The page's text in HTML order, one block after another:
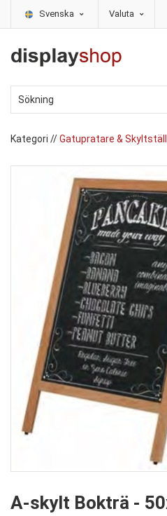
Svenska Valuta
Kategori //Gatupratare & Skyltställ
A-skylt Bokträ -